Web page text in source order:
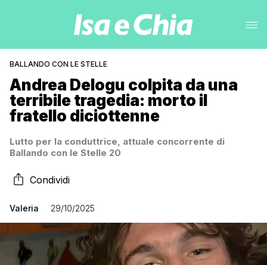
BALLANDO CON LE STELLE
Andrea Delogu colpita da una
terribile tragedia: morto il
fratello diciottenne
Lutto per la conduttrice, attuale concorrente di
Ballando con le Stelle 20
Condividi
Valeria 29/10/2025